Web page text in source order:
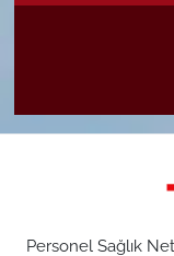
Personel Sağlık